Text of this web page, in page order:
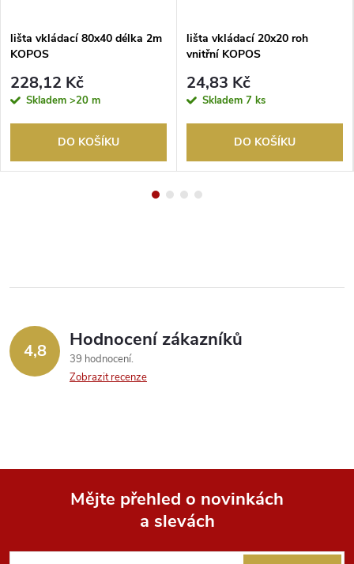
lišta vkládací 80x40 délka 2m
KOPOS
228,12 Kč
Skladem >20 m
DO KOŠÍKU
lišta vkládací 20x20 roh
vnitřní KOPOS
24,83 Kč
Skladem 7 ks
DO KOŠÍKU
4,8 Hodnocení zákazníků
39 hodnocení
Zobrazit recenze
Mějte přehled o novinkách
a slevách